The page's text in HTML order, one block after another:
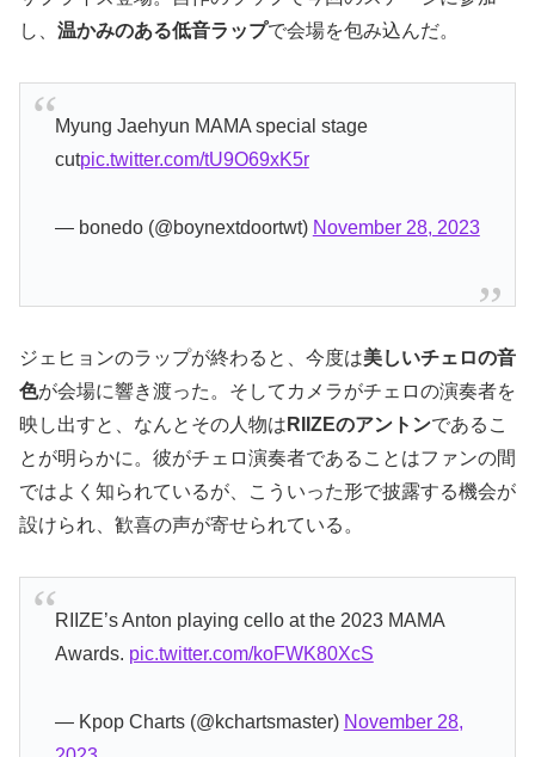
し、 温かみのある低音ラップで会場を包み込んだ。
Myung Jaehyun MAMA special stage
cutpic.twitter.com/tU9O69xK5r
— bonedo (@boynextdoortwt) November 28, 2023
ジェヒョンのラップが終わると、今度は美しいチェロの音
色が会場に響き渡った。そしてカメラがチェロの演奏者を
映し出すと、なんとその人物は RIIZEのアントンであるこ
とが明らかに。彼がチェロ演奏者であることはファンの間
ではよく知られているが、こういった形で披露する機会が
設けられ、歓喜の声が寄せられている。
RIIZE’s Anton playing cello at the 2023 MAMA
Awards. pic.twitter.com/koFWK80XcS
— Kpop Charts (@kchartsmaster) November 28,